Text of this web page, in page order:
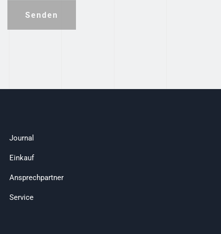
Senden
Journal
Einkauf
Ansprechpartner
Service